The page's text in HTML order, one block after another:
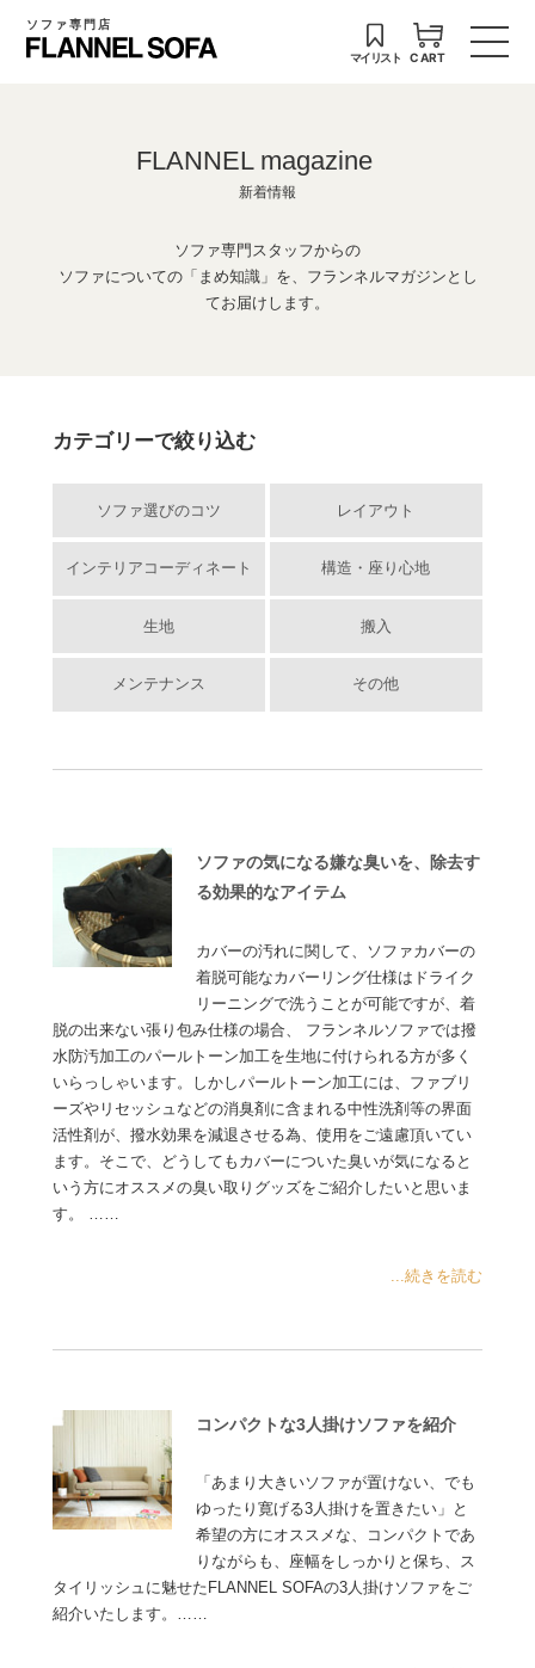
ソファ専門店
マイリスト CART
FLANNEL magazine
新着情報
ソファ専門スタッフからの
ソファについての「まめ知識」を、フランネルマガジンとし
てお届けします。
カテゴリーで絞り込む
ソファ選びのコツ レイアウト
インテリアコーディネート 構造・座り心地
生地 搬入
メンテナンス その他
ソファの気になる嫌な臭いを、除去す
る効果的なアイテム
カバーの汚れに関して、ソファカバーの
着脱可能なカバーリング仕様はドライク
リーニングで洗うことが可能ですが、着
脱の出来ない張り包み仕様の場合、 フランネルソファでは撥
水防汚加工のパールトーン加工を生地に付けられる方が多く
いらっしゃいます。しかしパールトーン加工には、ファブリ
ーズやリセッシュなどの消臭剤に含まれる中性洗剤等の界面
活性剤が、撥水効果を減退させる為、使用をご遠慮頂いてい
ます。そこで、どうしてもカバーについた臭いが気になると
いう方にオススメの臭い取りグッズをご紹介したいと思いま
す。 ……
...続きを読む
コンパクトな3人掛けソファを紹介
「あまり大きいソファが置けない、でも
ゆったり寛げる3人掛けを置きたい」と
希望の方にオススメな、コンパクトであ
りながらも、座幅をしっかりと保ち、ス
タイリッシュに魅せたFLANNEL SOFAの3人掛けソファをご
紹介いたします。……